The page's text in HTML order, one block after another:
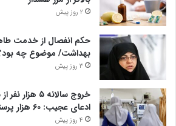
خود را ندارند.
کما اینکه با هر انتخاباتی در دنیا و منطقه،
روسیاهی اصلاح‌طلبان به آنها یادآور می‌شود.
پایان پیام/
2 روز پیش
حکم انفصال از خدمت
بهداشت/ موضوع چه
3 روز پیش
خروج سالانه
ادعای عجیب: ۶۰ هزار پرستار خانه‌نشین شدند؟
4 روز پیش